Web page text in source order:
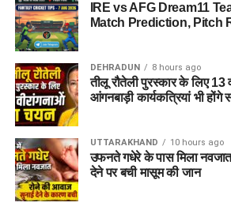
IRE vs AFG Dream11
Match Prediction, Pitch
DEHRADUN 8 hours ago
तीलू रौतेली पुरस्कार के लिए 13
आंगनबाड़ी कार्यकत्रियां भी होंगे
UTTARAKHAND 10 hours ago
उफनते गधेरे के पास मिला
देने पर बची मासूम की जान